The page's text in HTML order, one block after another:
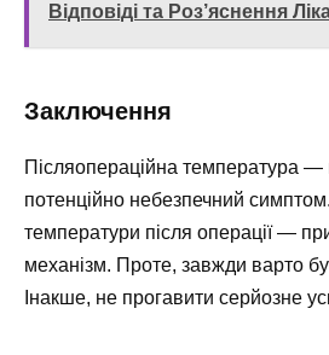
Відповіді та Роз’яснення
Заключення
Післяопераційна температура
потенційно небезпечний
температури після операції —
механізм. Проте, завжди варто
Інакше, не прогавити серйозне